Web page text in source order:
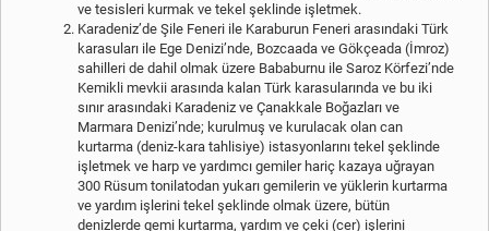
ve tesisleri kurmak ve tekel şeklinde işletmek.
Karadeniz’de Şile Feneri ile Karaburun Feneri arasındaki Türk
karasuları ile Ege Denizi’nde, Bozcaada ve Gökçeada (İmroz)
sahilleri de dahil olmak üzere Bababurnu ile Saroz Körfezi’nde
Kemikli mevkii arasında kalan Türk karasularında ve bu iki
sınır arasındaki Karadeniz ve Çanakkale Boğazları ve
Marmara Denizi’nde; kurulmuş ve kurulacak olan can
kurtarma (deniz-kara tahlisiye) istasyonlarını tekel şeklinde
işletmek ve harp ve yardımcı gemiler hariç kazaya uğrayan
300 Rüsum tonilatodan yukarı gemilerin ve yüklerin kurtarma
ve yardım işlerini tekel şeklinde olmak üzere, bütün
denizlerde gemi kurtarma, yardım ve çeki (cer) işlerini